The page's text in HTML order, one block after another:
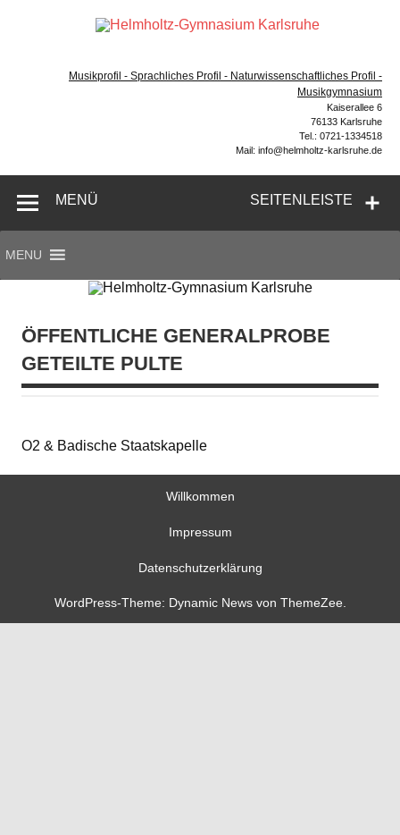
Musikprofil - Sprachliches Profil - Naturwissenschaftliches Profil -
Musikgymnasium
Kaiserallee 6
76133 Karlsruhe
Tel.: 0721-1334518
Mail: info@helmholtz-karlsruhe.de
SEITENLEISTE
MENÜ
MENU
ÖFFENTLICHE GENERALPROBE
GETEILTE PULTE
O2 & Badische Staatskapelle
Willkommen
Impressum
Datenschutzerklärung
WordPress-Theme: Dynamic News von ThemeZee.